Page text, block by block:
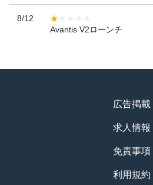
8/12
Avantis V2ローンチ
広告掲載
求人情報
免責事項
利用規約